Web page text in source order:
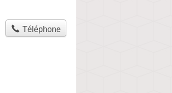
Téléphone